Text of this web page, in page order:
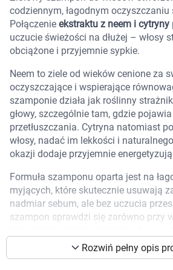
dostosowania zawartości
preferencji. Więcej informacji
Marki
codziennym, łagodnym oczyszczaniu
Połączenie ekstraktu z neem i cytryny
uczucie świeżości na dłużej – włosy
obciążone i przyjemnie sypkie.
Neem to ziele od wieków cenione za
oczyszczające i wspierające
szamponie działa jak roślinny
głowy, szczególnie tam, gdzie
przetłuszczania. Cytryna natomiast
włosy, nadać im lekkości i
okazji dodaje przyjemnie
Formuła szamponu oparta jest na
myjących, które skutecznie usuwają
nadmiar sebum, ale bez uczucia
szampon sprawdzi się zarówno przy
chcą myć włosy nawet codziennie.
Rozwiń pełny opis